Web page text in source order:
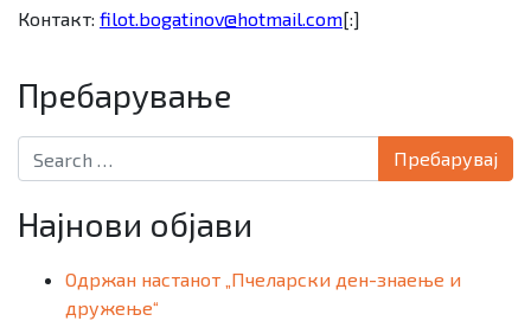
Контакт: filot.bogatinov@hotmail.com[:]
Пребарување
Search for:
Најнови објави
Одржан настанот „Пчеларски ден-знаење и
дружење“